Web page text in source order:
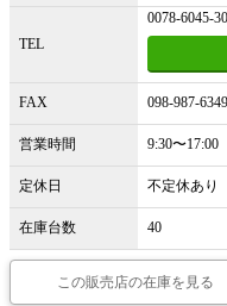
TEL
0078-6045-
FAX 098-987-6349
営業時間 9:30〜17:00
定休日 不定休あり
在庫台数 40
この販売店の在庫を見る